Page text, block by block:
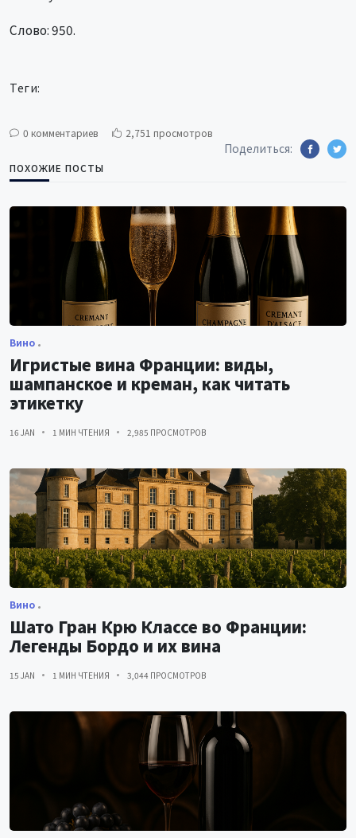
Слово: 950.
Теги:
0 комментариев 2,751 просмотров
Поделиться:
ПОХОЖИЕ ПОСТЫ
Вино
Игристые вина Франции: виды,
шампанское и креман, как читать
этикетку
16 JAN 1 МИН ЧТЕНИЯ 2,985 ПРОСМОТРОВ
Вино
Шато Гран Крю Классе во Франции:
Легенды Бордо и их вина
15 JAN 1 МИН ЧТЕНИЯ 3,044 ПРОСМОТРОВ